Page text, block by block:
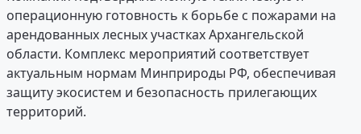
операционную готовность к борьбе с пожарами на
арендованных лесных участках Архангельской
области. Комплекс мероприятий соответствует
актуальным нормам Минприроды РФ, обеспечивая
защиту экосистем и безопасность прилегающих
территорий.